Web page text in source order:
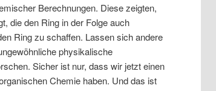
Berechnungen. Diese zeigten,
die den Ring in der Folge auch
Ring zu schaffen. Lassen sich andere
physikalische
Sicher ist nur, dass wir jetzt einen
Chemie haben. Und das ist